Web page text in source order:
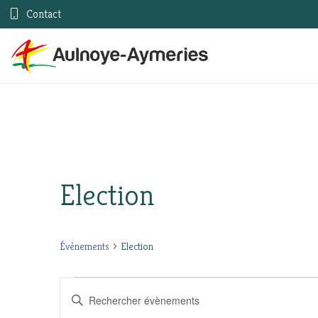
Contact
Election
Évènements Election
Évènements
Recherche
Saisir